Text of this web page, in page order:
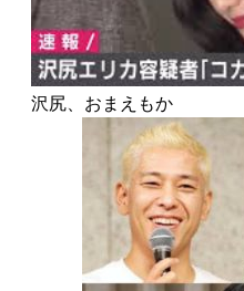
沢尻、おまえもか